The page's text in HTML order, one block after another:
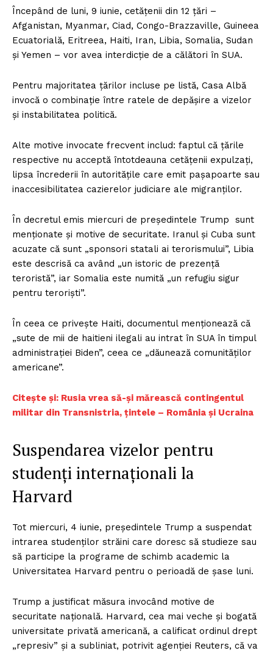
Începând de luni, 9 iunie, cetățenii din 12 țări –
Afganistan, Myanmar, Ciad, Congo-Brazzaville, Guineea
Ecuatorială, Eritreea, Haiti, Iran, Libia, Somalia, Sudan
și Yemen – vor avea interdicție de a călători în SUA.
Pentru majoritatea țărilor incluse pe listă, Casa Albă
invocă o combinație între ratele de depășire a vizelor
și instabilitatea politică.
Alte motive invocate frecvent includ: faptul că țările
respective nu acceptă întotdeauna cetățenii expulzați,
lipsa încrederii în autoritățile care emit pașapoarte sau
inaccesibilitatea cazierelor judiciare ale migranților.
În decretul emis miercuri de președintele Trump sunt
menționate și motive de securitate. Iranul și Cuba sunt
acuzate că sunt „sponsori statali ai terorismului”, Libia
este descrisă ca având „un istoric de prezență
teroristă”, iar Somalia este numită „un refugiu sigur
pentru teroriști”.
În ceea ce privește Haiti, documentul menționează că
„sute de mii de haitieni ilegali au intrat în SUA în timpul
administrației Biden”, ceea ce „dăunează comunităților
americane”.
Citește și: Rusia vrea să-și mărească contingentul
militar din Transnistria, țintele – România și Ucraina
Suspendarea vizelor pentru
studenți internaționali la
Harvard
Tot miercuri, 4 iunie, președintele Trump a suspendat
intrarea studenților străini care doresc să studieze sau
să participe la programe de schimb academic la
Universitatea Harvard pentru o perioadă de șase luni.
Trump a justificat măsura invocând motive de
securitate națională. Harvard, cea mai veche și bogată
universitate privată americană, a calificat ordinul drept
„represiv” și a subliniat, potrivit agenției Reuters, că va